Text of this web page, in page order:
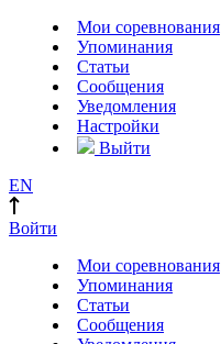
Мои соревнования
Упоминания
Статьи
Сообщения
Уведомления
Настройки
Выйти
EN
Войти
Мои соревнования
Упоминания
Статьи
Сообщения